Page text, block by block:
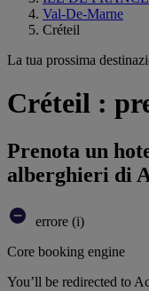
Val-De-Marne
Créteil
La tua prossima
Créteil :
Prenota un
alberghieri di
errore (i)
Core booking engine
You’ll be redirected to